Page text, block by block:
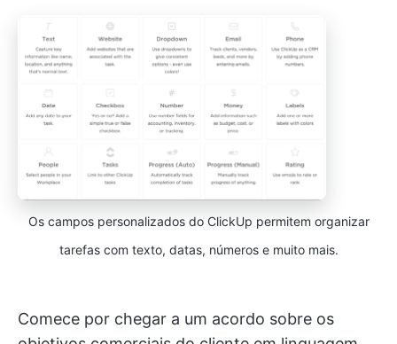
Os campos personalizados do ClickUp permitem organizar
tarefas com texto, datas, números e muito mais.
Comece por chegar a um acordo sobre os